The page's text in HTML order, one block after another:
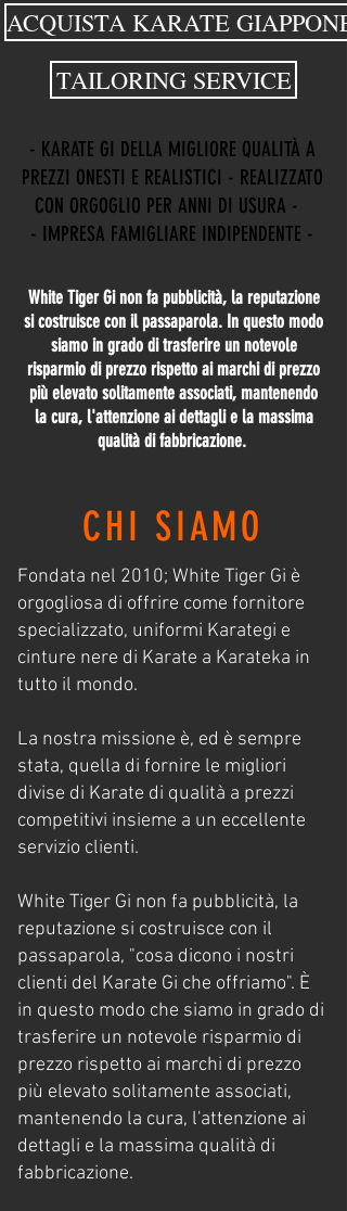
ACQUISTA KARATE
TAILORING SERVICE
- KARATE GI DELLA MIGLIORE QUALITÀ A
PREZZI ONESTI E REALISTICI - REALIZZATO
CON ORGOGLIO PER ANNI DI USURA -
- IMPRESA FAMIGLIARE INDIPENDENTE -
White Tiger Gi non fa pubblicità, la reputazione
si costruisce con il passaparola. In questo modo
siamo in grado di trasferire un notevole
risparmio di prezzo rispetto ai marchi di prezzo
più elevato solitamente associati, mantenendo
la cura, l'attenzione ai dettagli e la massima
qualità di fabbricazione.
CHI SIAMO
Fondata nel 2010; White Tiger Gi è
orgogliosa di offrire come fornitore
specializzato, uniformi Karategi e
cinture nere di Karate a Karateka in
tutto il mondo.
La nostra missione è, ed è sempre
stata, quella di fornire le migliori
divise di Karate di qualità a prezzi
competitivi insieme a un eccellente
servizio clienti.
White Tiger Gi non fa pubblicità, la
reputazione si costruisce con il
passaparola, "cosa dicono i nostri
clienti del Karate Gi che offriamo". È
in questo modo che siamo in grado di
trasferire un notevole risparmio di
prezzo rispetto ai marchi di prezzo
più elevato solitamente associati,
mantenendo la cura, l'attenzione ai
dettagli e la massima qualità di
fabbricazione.